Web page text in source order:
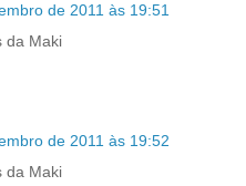
de 2011 às 19:51
da Maki
de 2011 às 19:52
da Maki